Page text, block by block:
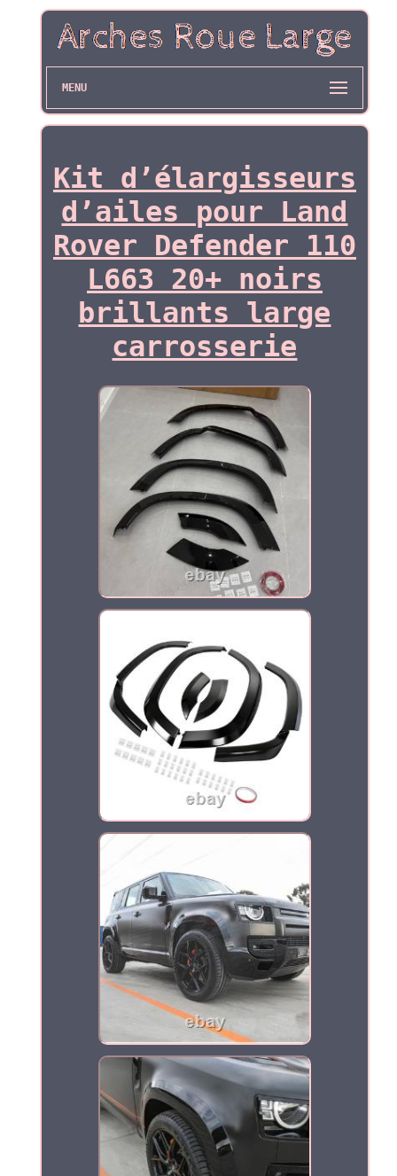
MENU
Kit d’élargisseurs
d’ailes pour Land
Rover Defender 110
L663 20+ noirs
brillants large
carrosserie